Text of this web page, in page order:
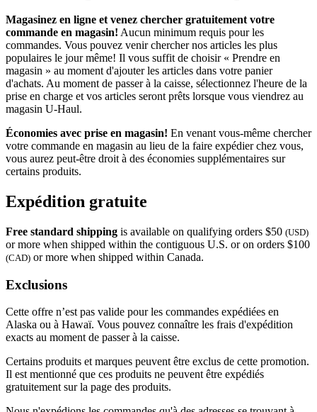
Magasinez en ligne et venez chercher gratuitement votre
commande en magasin! Aucun minimum requis pour les
commandes. Vous pouvez venir chercher nos articles les plus
populaires le jour même! Il vous suffit de choisir « Prendre en
magasin » au moment d'ajouter les articles dans votre panier
d'achats. Au moment de passer à la caisse, sélectionnez l'heure de la
prise en charge et vos articles seront prêts lorsque vous viendrez au
magasin U-Haul.
Économies avec prise en magasin! En venant vous-même chercher
votre commande en magasin au lieu de la faire expédier chez vous,
vous aurez peut-être droit à des économies supplémentaires sur
certains produits.
Expédition gratuite
Free standard shipping is available on qualifying orders $50 (USD)
or more when shipped within the contiguous U.S. or on orders $100
(CAD) or more when shipped within Canada.
Exclusions
Cette offre n’est pas valide pour les commandes expédiées en
Alaska ou à Hawaï. Vous pouvez connaître les frais d'expédition
exacts au moment de passer à la caisse.
Certains produits et marques peuvent être exclus de cette promotion.
Il est mentionné que ces produits ne peuvent être expédiés
gratuitement sur la page des produits.